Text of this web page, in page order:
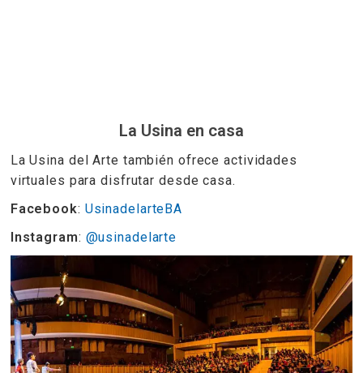
La Usina en casa
La Usina del Arte también ofrece actividades
virtuales para disfrutar desde casa.
Facebook: UsinadelarteBA
Instagram: @usinadelarte